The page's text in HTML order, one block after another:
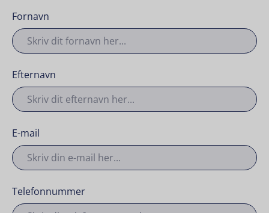
Fornavn
Efternavn
E-mail
Telefonnummer